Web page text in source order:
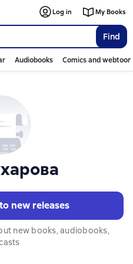
Find
Log in My Books
Audiobooks Comics and
new releases
new books, audiobooks,